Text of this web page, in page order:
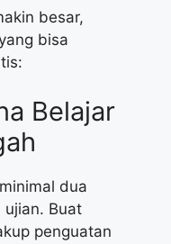
besar,
bisa
Belajar
dua
ujian. Buat
penguatan